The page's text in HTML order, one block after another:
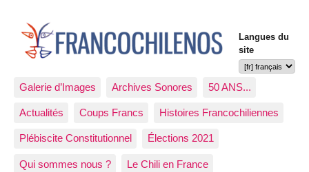
Langues du
site
Galerie d’Images Archives Sonores 50 ANS...
Actualités Coups Francs Histoires Francochiliennes
Plébiscite Constitutionnel Élections 2021
Qui sommes nous ? Le Chili en France